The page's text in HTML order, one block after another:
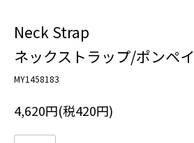
Neck Strap
ネックストラップ/ポンペイ
MY1458183
4,620円(税420円)